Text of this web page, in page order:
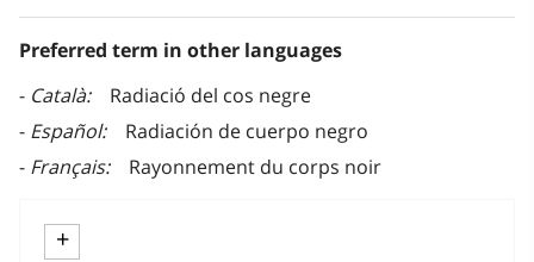
Preferred term in other languages
Català
Radiació del cos negre
Español
Radiación de cuerpo negro
Français
Rayonnement du corps noir
+